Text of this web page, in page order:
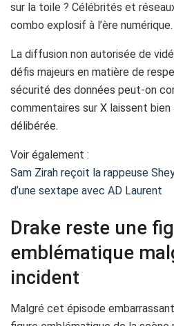
sur la toile ? Célébrités et
combo explosif à l’ère numérique.
La diffusion non autorisée de
défis majeurs en matière de
sécurité des données peut-on
commentaires sur X laissent
délibérée.
Voir également :
Sam Zirah reçoit la rappeuse
d’une sextape avec AD Laurent
Drake reste une
emblématique
incident
Malgré cet épisode